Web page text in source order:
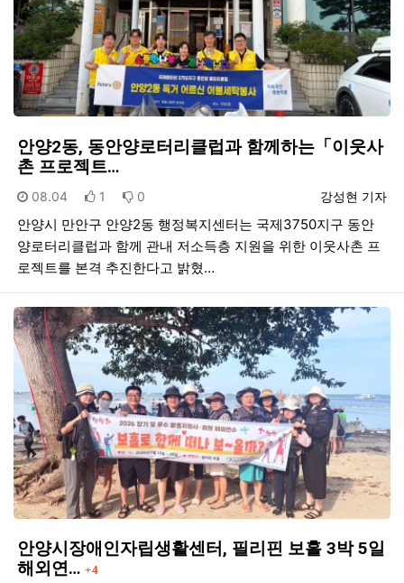
안양2동, 동안양로터리클럽과 함께하는「이웃사
촌 프로젝트…
등록자
강성현 기자
등록일
08.04 추천
1 비추천
0
안양시 만안구 안양2동 행정복지센터는 국제3750지구 동안
양로터리클럽과 함께 관내 저소득층 지원을 위한 이웃사촌 프
로젝트를 본격 추진한다고 밝혔…
안양시장애인자립생활센터, 필리핀 보홀 3박 5일
해외연… 댓글
4